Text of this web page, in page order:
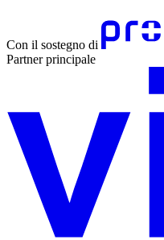
Con il sostegno di
Partner principale